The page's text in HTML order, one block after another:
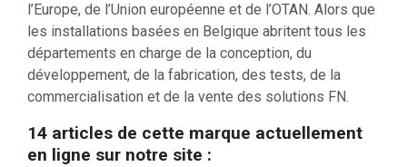
l’Europe, de l’Union européenne et de l’OTAN. Alors que
les installations basées en Belgique abritent tous les
départements en charge de la conception, du
développement, de la fabrication, des tests, de la
commercialisation et de la vente des solutions FN.
14 articles de cette marque actuellement
en ligne sur notre site :